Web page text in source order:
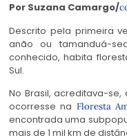
Por Suzana Camargo/
Descrito pela primeira
anão ou tamanduá-
conhecido, habita
Sul.
No Brasil, acreditava-
ocorresse na Floresta
encontrada uma
mais de 1 mil km de